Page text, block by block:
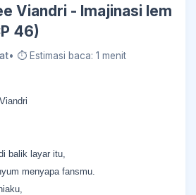
Viandri - Imajinasi lem
46)
• ⏱ Estimasi baca: 1 menit
balik layar itu,
menyapa fansmu.